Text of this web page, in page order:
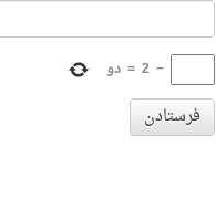
−
2
= دو
فرستادن